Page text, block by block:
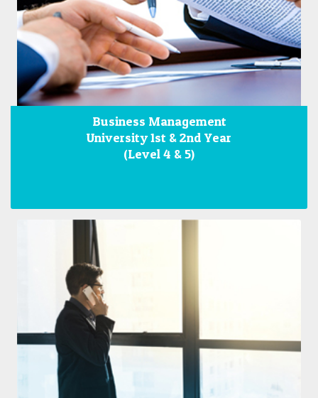
Business Management
University 1st & 2nd Year
(Level 4 & 5)